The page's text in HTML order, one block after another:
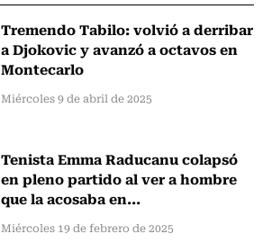
Tremendo Tabilo: volvió a derribar
a Djokovic y avanzó a octavos en
Montecarlo
Miércoles 9 de abril de 2025
Tenista Emma Raducanu colapsó
en pleno partido al ver a hombre
que la acosaba en...
Miércoles 19 de febrero de 2025